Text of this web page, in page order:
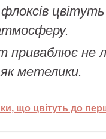
цвітуть
приваблює не
метелики.
що цвітуть до